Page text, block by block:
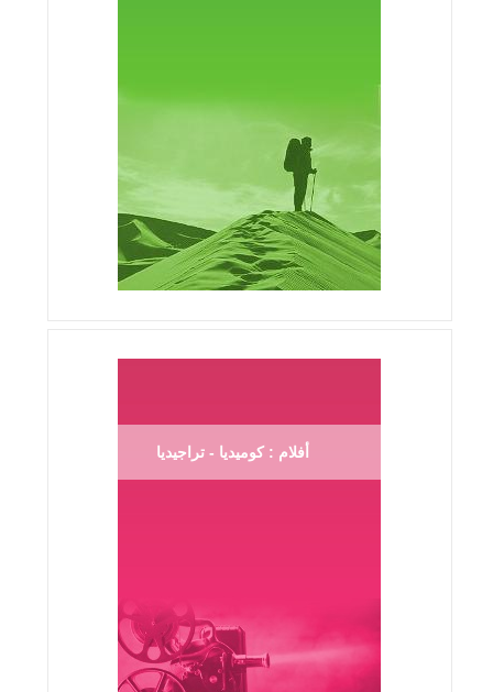
أفلام : كوميديا - تراجيديا